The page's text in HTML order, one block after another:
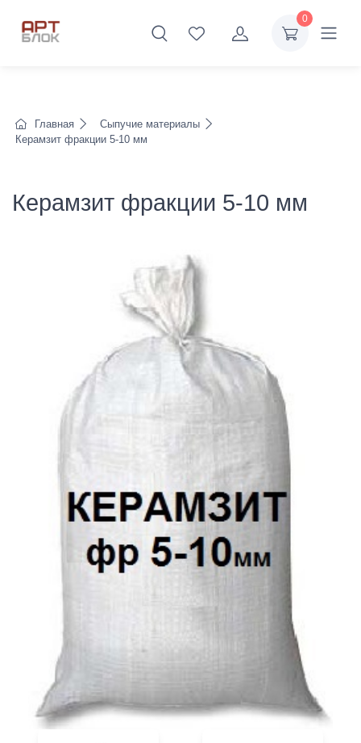
0
Главная
Сыпучие материалы
Керамзит фракции 5-10 мм
Керамзит фракции 5-10 мм